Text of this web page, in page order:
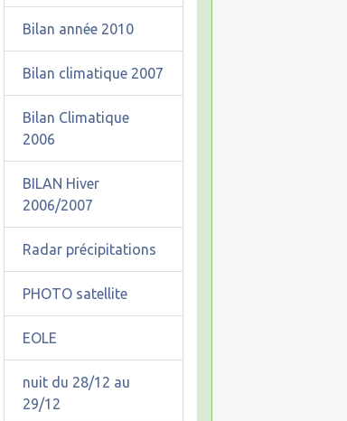
Bilan année 2010
Bilan climatique 2007
Bilan Climatique
2006
BILAN Hiver
2006/2007
Radar précipitations
PHOTO satellite
EOLE
nuit du 28/12 au
29/12